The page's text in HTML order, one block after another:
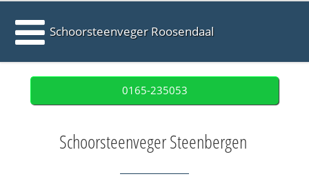
Schoorsteenveger Roosendaal
0165-235053
Schoorsteenveger Steenbergen